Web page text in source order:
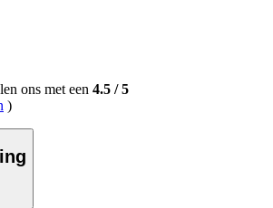
ons met een 4.5 /5
)